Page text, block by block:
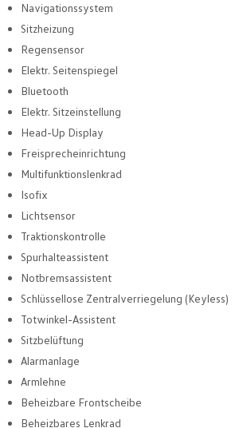
Navigationssystem
Sitzheizung
Regensensor
Elektr. Seitenspiegel
Bluetooth
Elektr. Sitzeinstellung
Head-Up Display
Freisprecheinrichtung
Multifunktionslenkrad
Isofix
Lichtsensor
Traktionskontrolle
Spurhalteassistent
Notbremsassistent
Schlüssellose Zentralverriegelung (Keyless)
Totwinkel-Assistent
Sitzbelüftung
Alarmanlage
Armlehne
Beheizbare Frontscheibe
Beheizbares Lenkrad